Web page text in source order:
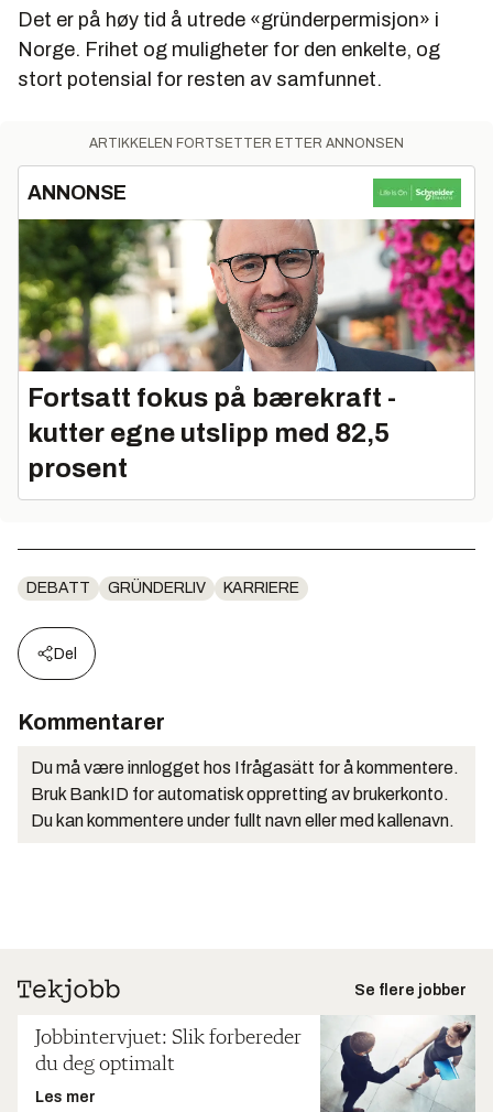
Det er på høy tid å utrede «gründerpermisjon» i
Norge. Frihet og muligheter for den enkelte, og
stort potensial for resten av samfunnet.
ARTIKKELEN FORTSETTER ETTER ANNONSEN
ANNONSE
Fortsatt fokus på bærekraft -
kutter egne utslipp med 82,5
prosent
DEBATT GRÜNDERLIV KARRIERE
Del
Kommentarer
Du må være innlogget hos Ifrågasätt for å kommentere.
Bruk BankID for automatisk oppretting av brukerkonto.
Du kan kommentere under fullt navn eller med kallenavn.
Se flere jobber
Jobbintervjuet: Slik forbereder
du deg optimalt
Les mer